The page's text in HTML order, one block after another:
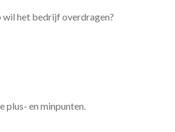
wil het bedrijf overdragen?
plus- en minpunten.